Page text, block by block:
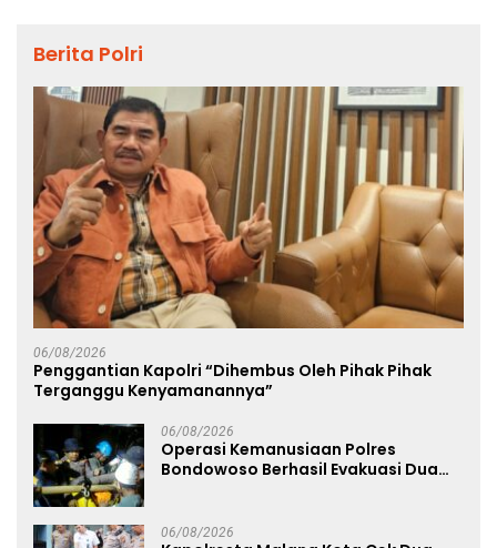
Berita Polri
06/08/2026
Penggantian Kapolri “Dihembus Oleh Pihak Pihak
Terganggu Kenyamanannya”
06/08/2026
Operasi Kemanusiaan Polres
Bondowoso Berhasil Evakuasi Dua
06/08/2026